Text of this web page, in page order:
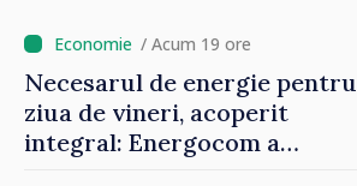
/ Acum 19 ore
Necesarul de energie pentru
ziua de vineri, acoperit
integral: Energocom a